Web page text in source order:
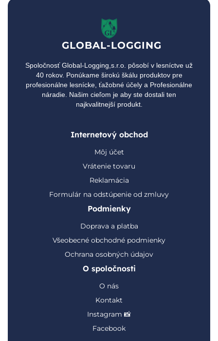
GLOBAL-LOGGING
Spoločnosť Global-Logging,s.r.o. pôsobí v lesníctve už
40 rokov. Ponúkame širokú škálu produktov pre
profesionálne lesnícke, ťažobné účely a Profesionálne
náradie. Našim cieľom je aby ste dostali ten
najkvalitnejší produkt.
Internetový obchod
Môj účet
Vrátenie tovaru
Reklamácia
Formulár na odstúpenie od zmluvy
Podmienky
Doprava a platba
Všeobecné obchodné podmienky
Ochrana osobných údajov
O spoločnosti
O nás
Kontakt
Instagram 📸
Facebook